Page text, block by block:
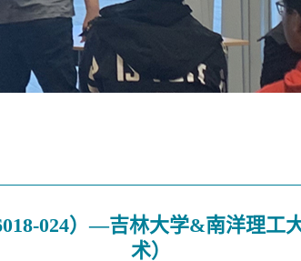
024）—吉林大学&南洋理工
术）